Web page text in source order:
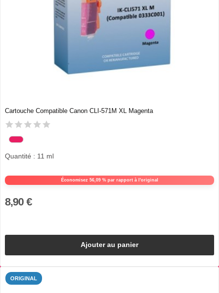
Cartouche Compatible Canon CLI-571M XL Magenta
Économisez 56,09 % par rapport à l'original
Quantité : 11 ml
8,90 €
Ajouter au panier
ORIGINAL